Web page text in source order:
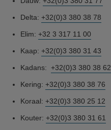
Delta: +32(0)3 380 38 78
Elim: +32 3 317 11 00
Kaap: +32(0)3 380 31 43
Kadans: +32(0)3 380 38 62
Kering: +32(0)3 380 38 76
Koraal: +32(0)3 380 25 12
Kouter: +32(0)3 380 31 61